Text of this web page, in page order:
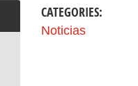
CATEGORIES:
Noticias